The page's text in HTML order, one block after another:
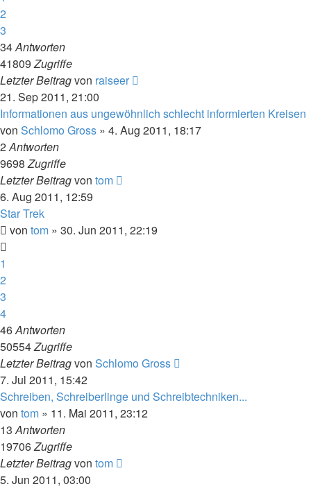
2
3
34Antworten
41809Zugriffe
Letzter Beitragvon raiseer
21. Sep 2011, 21:00
Informationen aus ungewöhnlich schlecht informierten Kreisen
von Schlomo Gross » 4. Aug 2011, 18:17
2Antworten
9698Zugriffe
Letzter Beitragvon tom
6. Aug 2011, 12:59
Star Trek
von tom » 30. Jun 2011, 22:19
1
2
3
4
46Antworten
50554Zugriffe
Letzter Beitragvon Schlomo Gross
7. Jul 2011, 15:42
Schreiben, Schreiberlinge und Schreibtechniken...
von tom » 11. Mai 2011, 23:12
13Antworten
19706Zugriffe
Letzter Beitragvon tom
5. Jun 2011, 03:00